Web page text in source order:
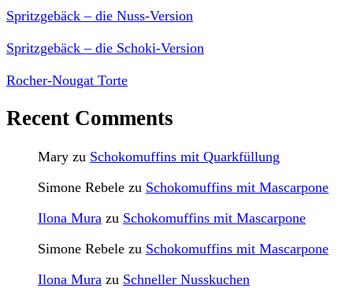
Spritzgebäck – die Nuss-Version
Spritzgebäck – die Schoki-Version
Rocher-Nougat Torte
Recent Comments
Mary zu Schokomuffins mit Quarkfüllung
Simone Rebele zu Schokomuffins mit Mascarpone
Ilona Mura zu Schokomuffins mit Mascarpone
Simone Rebele zu Schokomuffins mit Mascarpone
Ilona Mura zu Schneller Nusskuchen